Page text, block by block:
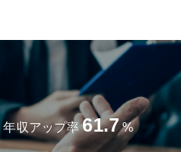
間程度 ・有給休暇取得率：70％
部のWEB研修も受講可能な充実
収アップ率 61.7 %